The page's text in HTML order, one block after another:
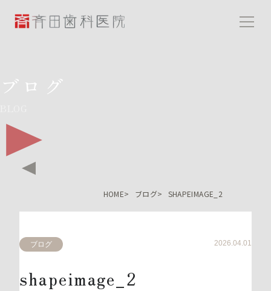
斉田歯科医院
ブログ
HOME ブログ SHAPEIMAGE_2
ブログ 2026.04.01
shapeimage_2